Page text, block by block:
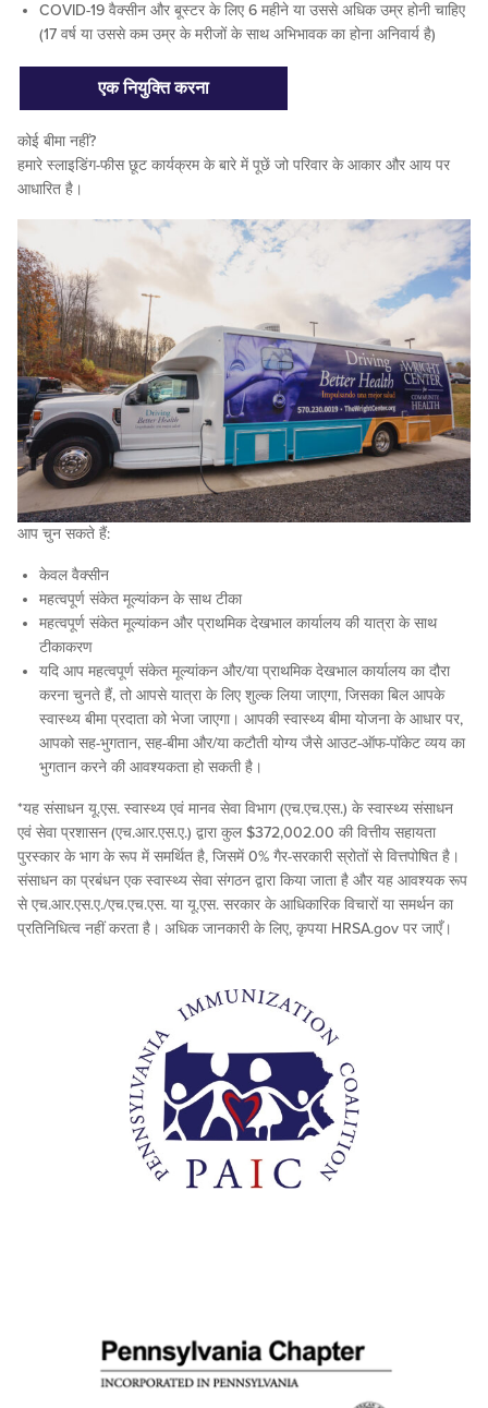
COVID-19 वैक्सीन और बूस्टर के लिए 6 महीने या उससे अधिक उम्र होनी चाहिए
(17 वर्ष या उससे कम उम्र के मरीजों के साथ अभिभावक का होना अनिवार्य है)
एक नियुक्ति करना
कोई बीमा नहीं?
हमारे स्लाइडिंग-फीस छूट कार्यक्रम के बारे में पूछें जो परिवार के आकार और आय पर
आधारित है।
आप चुन सकते हैं:
केवल वैक्सीन
महत्वपूर्ण संकेत मूल्यांकन के साथ टीका
महत्वपूर्ण संकेत मूल्यांकन और प्राथमिक देखभाल कार्यालय की यात्रा के साथ
टीकाकरण
यदि आप महत्वपूर्ण संकेत मूल्यांकन और/या प्राथमिक देखभाल कार्यालय का दौरा
करना चुनते हैं, तो आपसे यात्रा के लिए शुल्क लिया जाएगा, जिसका बिल आपके
स्वास्थ्य बीमा प्रदाता को भेजा जाएगा। आपकी स्वास्थ्य बीमा योजना के आधार पर,
आपको सह-भुगतान, सह-बीमा और/या कटौती योग्य जैसे आउट-ऑफ-पॉकेट व्यय का
भुगतान करने की आवश्यकता हो सकती है।
*यह संसाधन यू.एस. स्वास्थ्य एवं मानव सेवा विभाग (एच.एच.एस.) के स्वास्थ्य संसाधन
एवं सेवा प्रशासन (एच.आर.एस.ए.) द्वारा कुल $372,002.00 की वित्तीय सहायता
पुरस्कार के भाग के रूप में समर्थित है, जिसमें 0% गैर-सरकारी स्रोतों से वित्तपोषित है।
संसाधन का प्रबंधन एक स्वास्थ्य सेवा संगठन द्वारा किया जाता है और यह आवश्यक रूप
से एच.आर.एस.ए./एच.एच.एस. या यू.एस. सरकार के आधिकारिक विचारों या समर्थन का
प्रतिनिधित्व नहीं करता है। अधिक जानकारी के लिए, कृपया HRSA.gov पर जाएँ।